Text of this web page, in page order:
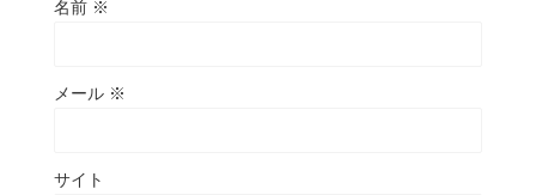
名前 ※
メール ※
サイト